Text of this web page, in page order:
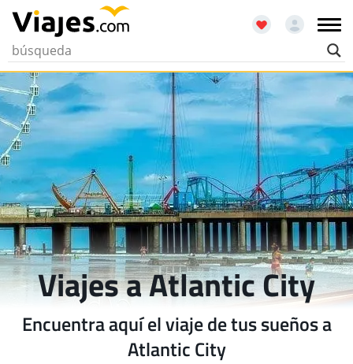
Viajes a Atlantic City
Encuentra aquí el viaje de tus sueños a
Atlantic City